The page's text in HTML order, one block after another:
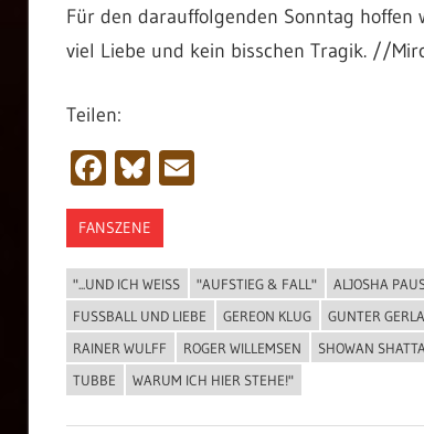
Für den darauffolgenden Sonntag
viel Liebe und kein bisschen Tragik. //
Teilen:
Facebook
Bluesky
Email
FANSZENE
"...UND ICH WEISS "AUFSTIEG & FALL" ALJOSHA
FUSSBALL UND LIEBE
GEREON KLUG GUNTER
RAINER WULFF
ROGER WILLEMSEN SHOWAN
TUBBE
WARUM ICH HIER STEHE!"